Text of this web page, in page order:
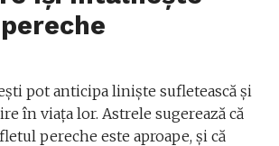
pot anticipa liniște sufletească și
în viața lor. Astrele sugerează că
pereche este aproape, și că